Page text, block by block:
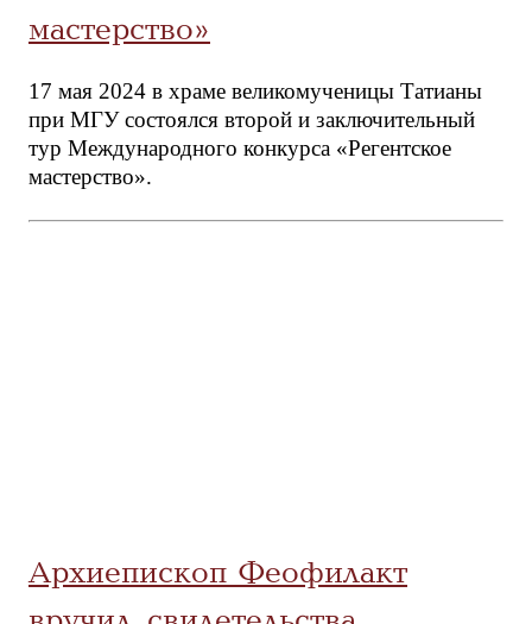
мастерство»
17 мая 2024 в храме великомученицы Татианы
при МГУ состоялся второй и заключительный
тур Международного конкурса «Регентское
мастерство».
Архиепископ Феофилакт